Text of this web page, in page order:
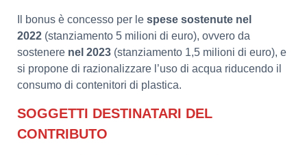
Il bonus è concesso per le spese sostenute nel
2022 (stanziamento 5 milioni di euro), ovvero da
sostenere nel 2023 (stanziamento 1,5 milioni di euro), e
si propone di razionalizzare l’uso di acqua riducendo il
consumo di contenitori di plastica.
SOGGETTI DESTINATARI DEL
CONTRIBUTO